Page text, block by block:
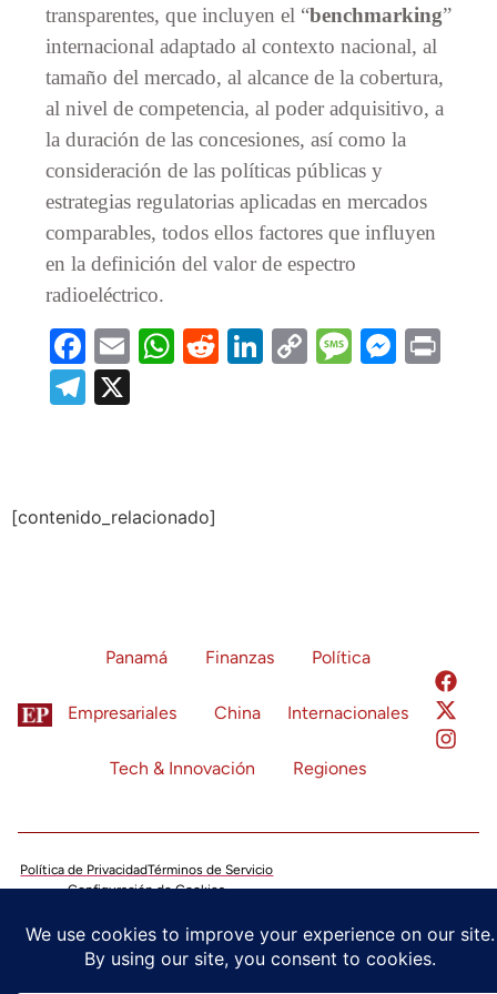
transparentes, que incluyen el “benchmarking”
internacional adaptado al contexto nacional, al
tamaño del mercado, al alcance de la cobertura,
al nivel de competencia, al poder adquisitivo, a
la duración de las concesiones, así como la
consideración de las políticas públicas y
estrategias regulatorias aplicadas en mercados
comparables, todos ellos factores que influyen
en la definición del valor de espectro
radioeléctrico.
Facebook
EmailWhatsApp
RedditLinkedIn
CopyMessage
Telegram
[contenido_relacionado]
Panamá Finanzas Política
Empresariales China Internacionales
Tech & Innovación Regiones
Política de PrivacidadTérminos de Servicio
Configuración de Cookies